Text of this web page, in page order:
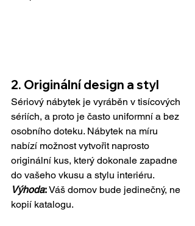
2. Originální design a styl
Sériový nábytek je vyráběn v tisícových
sériích, a proto je často uniformní a bez
osobního doteku. Nábytek na míru
nabízí možnost vytvořit naprosto
originální kus, který dokonale zapadne
do vašeho vkusu a stylu interiéru.
Výhoda: Váš domov bude jedinečný, ne
kopií katalogu.